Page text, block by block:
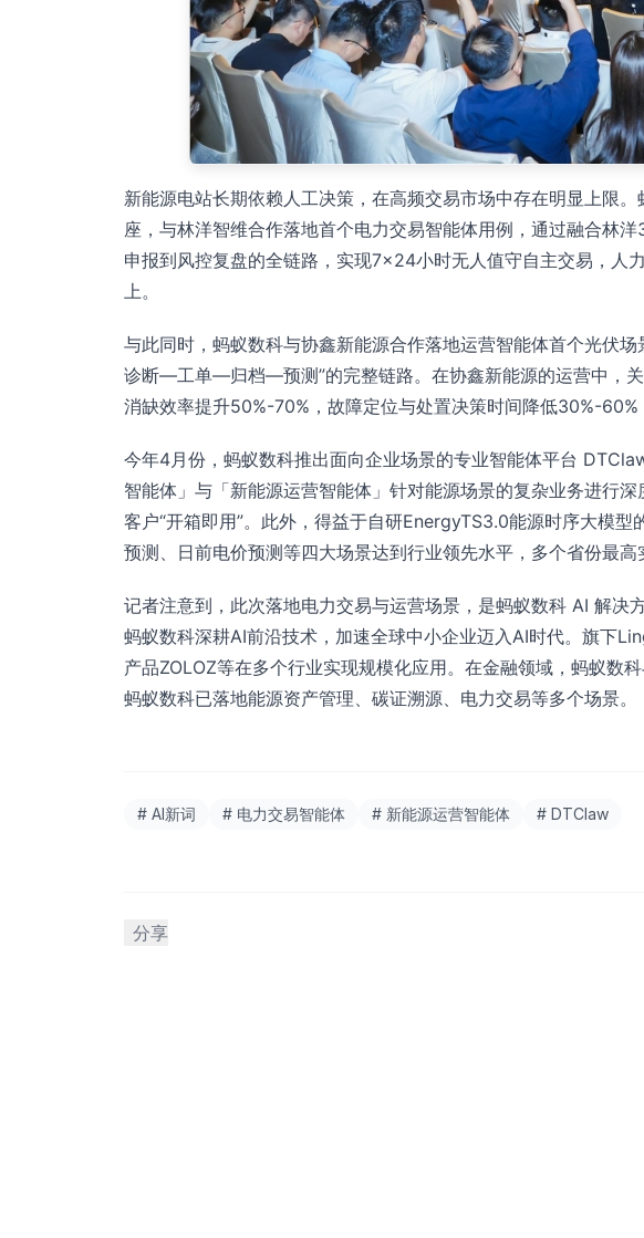
新能源电站长期依赖人工决策，在高频交易市场中存在明显上限
座，与林洋智维合作落地首个电力交易智能体用例，通过融合林
申报到风控复盘的全链路，实现7×24小时无人值守自主交易，人
上。
与此同时，蚂蚁数科与协鑫新能源合作落地运营智能体首个光
诊断—工单—归档—预测”的完整链路。在协鑫新能源的运营中，
消缺效率提升50%-70%，故障定位与处置决策时间降低30%-60%
今年4月份，蚂蚁数科推出面向企业场景的专业智能体平台
智能体」与「新能源运营智能体」针对能源场景的复杂业务进行
客户“开箱即用”。此外，得益于自研EnergyTS3.0能源时序大模
预测、日前电价预测等四大场景达到行业领先水平，多个省份最高
记者注意到，此次落地电力交易与运营场景，是蚂蚁数科 AI 解决
蚂蚁数科深耕AI前沿技术，加速全球中小企业迈入AI时代。旗下
产品ZOLOZ等在多个行业实现规模化应用。在金融领域，蚂蚁数
蚂蚁数科已落地能源资产管理、碳证溯源、电力交易等多个场景。
# AI新词 # 电力交易智能体 # 新能源运营智能体 # DTClaw
分享